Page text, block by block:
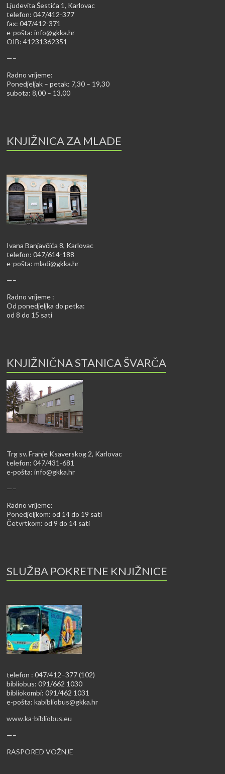
Ljudevita Šestića 1, Karlovac
telefon: 047/412-377
fax: 047/412-371
e-pošta:info@gkka.hr
OIB: 41231362351
—–
Radno vrijeme:
Ponedjeljak – petak: 7,30 – 19,30
subota: 8,00 – 13,00
KNJIŽNICA ZA MLADE
Ivana Banjavčića 8, Karlovac
telefon: 047/614-188
e-pošta:mladi@gkka.hr
—–
Radno vrijeme :
Od ponedjeljka do petka:
od 8 do 15 sati
KNJIŽNIČNA STANICA ŠVARČA
Trg sv. Franje Ksaverskog 2, Karlovac
telefon: 047/431-681
e-pošta:info@gkka.hr
—–
Radno vrijeme:
Ponedjeljkom: od 14 do 19 sati
Četvrtkom: od 9 do 14 sati
SLUŽBA POKRETNE KNJIŽNICE
telefon : 047/412–377 (102)
bibliobus: 091/662 1030
bibliokombi: 091/462 1031
e-pošta:kabibliobus@gkka.hr
www.ka-bibliobus.eu
—–
RASPORED VOŽNJE